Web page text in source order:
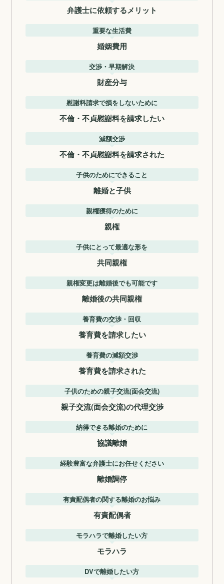
弁護士に依頼するメリット
重要な生活費
婚姻費用
交渉・早期解決
財産分与
慰謝料請求で損をしないために
不倫・不貞慰謝料を請求したい
減額交渉
不倫・不貞慰謝料を請求された
子供のためにできること
離婚と子供
親権獲得のために
親権
子供にとって最適な形を
共同親権
親権変更は離婚後でも可能です
離婚後の共同親権
養育費の交渉・回収
養育費を請求したい
養育費の減額交渉
養育費を請求された
子供のための親子交流(面会交流)
親子交流(面会交流)の代理交渉
納得できる離婚のために
協議離婚
経験豊富な弁護士にお任せください
離婚調停
有責配偶者の関する離婚のお悩み
有責配偶者
モラハラで離婚したい方
モラハラ
DVで離婚したい方